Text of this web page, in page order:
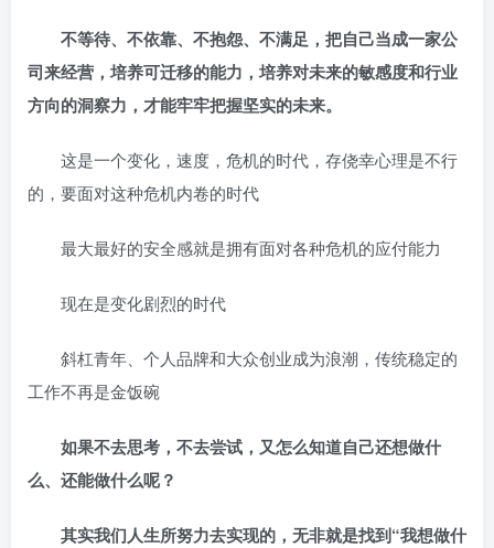
不等待、不依靠、不抱怨、不满足，把自己当成一家公
司来经营，培养可迁移的能力，培养对未来的敏感度和行业
方向的洞察力，才能牢牢把握坚实的未来。
这是一个变化，速度，危机的时代，存侥幸心理是不行
的，要面对这种危机内卷的时代
最大最好的安全感就是拥有面对各种危机的应付能力
现在是变化剧烈的时代
斜杠青年、个人品牌和大众创业成为浪潮，传统稳定的
工作不再是金饭碗
如果不去思考，不去尝试，又怎么知道自己还想做什
么、还能做什么呢？
其实我们人生所努力去实现的，无非就是找到“我想做什